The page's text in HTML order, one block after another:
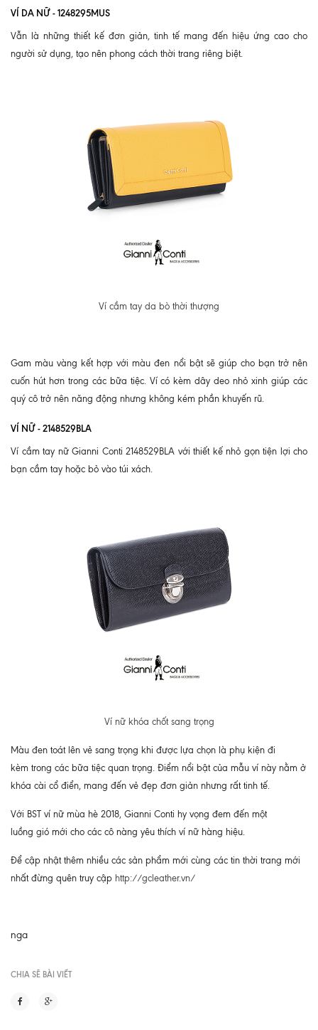
VÍ DA NỮ - 1248295MUS
Vẫn là những thiết kế đơn giản, tinh tế mang đến hiệu ứng cao cho
người sử dụng, tạo nên phong cách thời trang riêng biệt.
Ví cầm tay da bò thời thượng
Gam màu vàng kết hợp với màu đen nổi bật sẽ giúp cho bạn trở nên
cuốn hút hơn trong các bữa tiệc. Ví có kèm dây deo nhỏ xinh giúp các
quý cô trở nên năng động nhưng không kém phần khuyến rũ.
VÍ NỮ - 2148529BLA
Ví cầm tay nữ Gianni Conti 2148529BLA với thiết kế nhỏ gọn tiện lợi cho
bạn cầm tay hoặc bỏ vào túi xách.
Ví nữ khóa chốt sang trọng
Màu đen toát lên vẻ sang trọng khi được lựa chọn là phụ kiện đi
kèm trong các bữa tiệc quan trọng. Điểm nổi bật của mẫu ví này nằm ở
khóa cài cổ điển, mang đến vẻ đẹp đơn giản nhưng rất tinh tế.
Với BST ví nữ mùa hè 2018, Gianni Conti hy vọng đem đến một
luồng gió mới cho các cô nàng yêu thích ví nữ hàng hiệu.
Để cập nhật thêm nhiều các sản phẩm mới cùng các tin thời trang mới
nhất đừng quên truy cập http://gcleather.vn/
nga
CHIA SẼ BÀI VIẾT